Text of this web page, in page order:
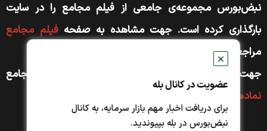
✕
عضویت در کانال بله
برای دریافت اخبار مهم بازار سرمایه، به کانال
نبض‌بورس در بله بپیوندید.
نبض‌بورس مجموعه‌ی جامعی از فیلم مجامع را در سایت
بارگذاری کرده است. جهت مشاهده به صفحهفیلم مجامع
مراجعه کنید
جهت دسترسی سریع‌تر به مجمع نماد دلخواه به صفحه مجامع
نماد‌های بورسی